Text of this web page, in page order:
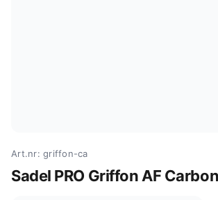
Art.nr: griffon-ca
Sadel PRO Griffon AF